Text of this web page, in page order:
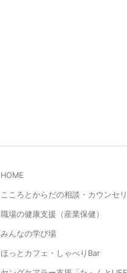
HOME
こころとからだの相談・カウンセ
職場の健康支援（産業保健）
みんなの学び場
ほっとカフェ・しゃべりBar